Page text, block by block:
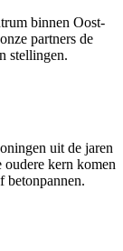
binnen Oost-
partners de
stellingen.
uit de jaren
oudere kern komen
betonpannen.